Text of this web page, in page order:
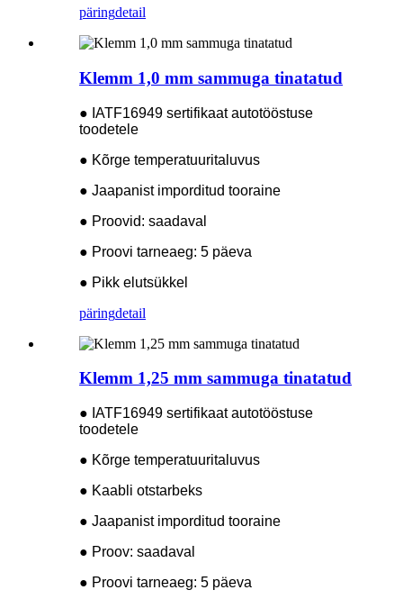
päringdetail
Klemm 1,0 mm sammuga tinatatud
● IATF16949 sertifikaat autotööstuse
toodetele
● Kõrge temperatuuritaluvus
● Jaapanist imporditud tooraine
● Proovid: saadaval
● Proovi tarneaeg: 5 päeva
● Pikk elutsükkel
päringdetail
Klemm 1,25 mm sammuga tinatatud
● IATF16949 sertifikaat autotööstuse
toodetele
● Kõrge temperatuuritaluvus
● Kaabli otstarbeks
● Jaapanist imporditud tooraine
● Proov: saadaval
● Proovi tarneaeg: 5 päeva